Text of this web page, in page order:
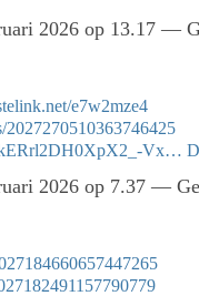
2026 op 13.17 —
e7w2mze4
2027270510363746425
Vx…
2026 op 7.37 —